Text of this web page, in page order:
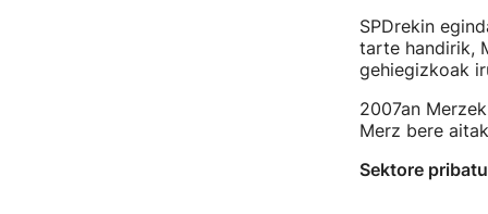
SPDrekin
tarte handirik,
gehiegizkoak
2007an
Merz bere
Sektore